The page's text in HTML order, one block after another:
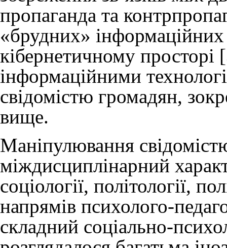
пропаганда та
«брудних»
кібернетичному
інформаційними
свідомістю громадян,
вище.
Маніпулювання
міждисциплінарний
соціології, політології,
напрямів психолого-
складний соціально-